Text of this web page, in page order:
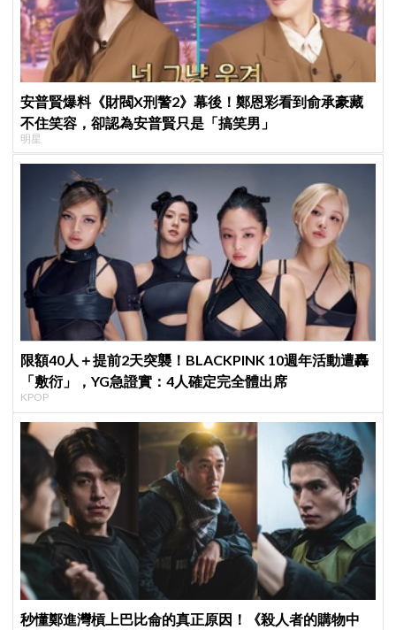
安普賢爆料《財閥X刑警2》幕後！鄭恩彩看到俞承豪藏
不住笑容，卻認為安普賢只是「搞笑男」
明星
限額40人＋提前2天突襲！BLACKPINK 10週年活動遭轟
「敷衍」，YG急證實：4人確定完全體出席
KPOP
秒懂鄭進灣槓上巴比侖的真正原因！《殺人者的購物中